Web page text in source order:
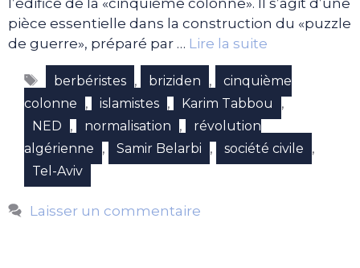
l’édifice de la «cinquième colonne». Il s’agit d’une
pièce essentielle dans la construction du «puzzle
de guerre», préparé par … Lire la suite
Étiquettes
berbéristes , briziden ,
cinquième
colonne
, islamistes , Karim Tabbou ,
NED , normalisation ,
révolution
algérienne
, Samir Belarbi , société civile ,
Tel-Aviv
Laisser un commentaire